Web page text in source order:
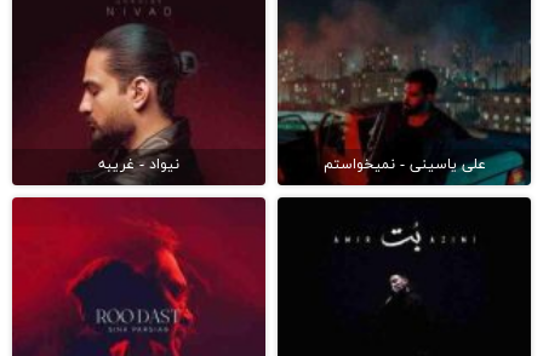
علی یاسینی - نمیخواستم نیواد - غریبه